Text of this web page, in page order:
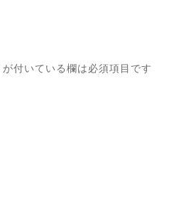
が付いている欄は必須項目です